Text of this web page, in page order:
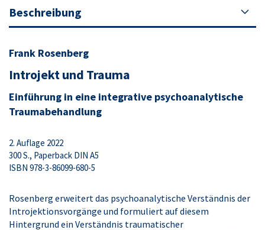
Beschreibung
Frank Rosenberg
Introjekt und Trauma
Einführung in eine integrative psychoanalytische
Traumabehandlung
2. Auflage 2022
300 S., Paperback DIN A5
ISBN 978-3-86099-680-5
Rosenberg erweitert das psychoanalytische Verständnis der
Introjektionsvorgänge und formuliert auf diesem
Hintergrund ein Verständnis traumatischer